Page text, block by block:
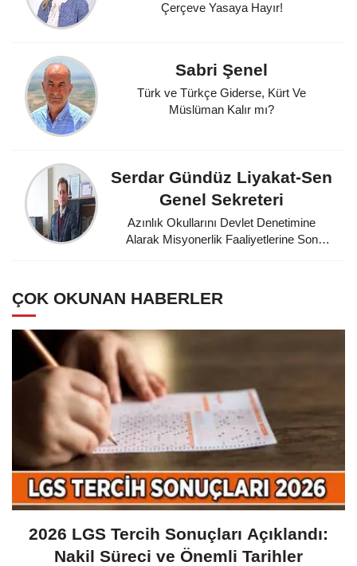
Çerçeve Yasaya Hayır!
Sabri Şenel
Türk ve Türkçe Giderse, Kürt Ve
Müslüman Kalır mı?
Serdar Gündüz Liyakat-Sen
Genel Sekreteri
Azınlık Okullarını Devlet Denetimine
Alarak Misyonerlik Faaliyetlerine Son
ÇOK OKUNAN HABERLER
2026 LGS Tercih Sonuçları Açıklandı:
Nakil Süreci ve Önemli Tarihler